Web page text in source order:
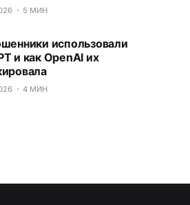
5 МИН
использовали
и как OpenAI их
4 МИН